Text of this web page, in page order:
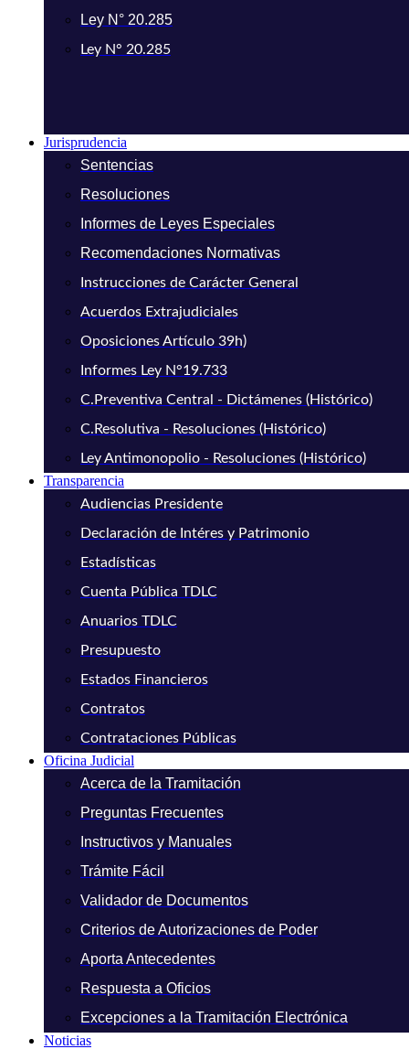
Ley N° 20.285
Ley N° 20.285
Jurisprudencia
Sentencias
Resoluciones
Informes de Leyes Especiales
Recomendaciones Normativas
Instrucciones de Carácter General
Acuerdos Extrajudiciales
Oposiciones Artículo 39h)
Informes Ley N°19.733
C.Preventiva Central - Dictámenes (Histórico)
C.Resolutiva - Resoluciones (Histórico)
Ley Antimonopolio - Resoluciones (Histórico)
Transparencia
Audiencias Presidente
Declaración de Intéres y Patrimonio
Estadísticas
Cuenta Pública TDLC
Anuarios TDLC
Presupuesto
Estados Financieros
Contratos
Contrataciones Públicas
Oficina Judicial
Acerca de la Tramitación
Preguntas Frecuentes
Instructivos y Manuales
Trámite Fácil
Validador de Documentos
Criterios de Autorizaciones de Poder
Aporta Antecedentes
Respuesta a Oficios
Excepciones a la Tramitación Electrónica
Noticias